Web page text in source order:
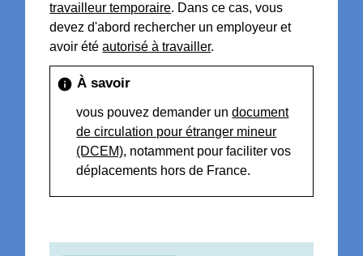
travailleur temporaire. Dans ce cas, vous
devez d'abord rechercher un employeur et
avoir étéautorisé à travailler.
info À savoir
vous pouvez demander undocument
de circulation pour étranger mineur
(DCEM), notamment pour faciliter vos
déplacements hors de France.